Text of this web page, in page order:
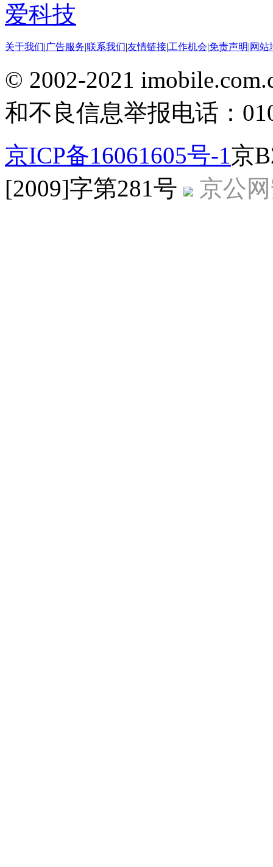
爱科技
关于我们|广告服务|联系我们|友情链接|工作机会|免责声明|网站
© 2002-2021
和不良信息举报电话：
京ICP备16061605号-1 京
[2009]字第281号
京公